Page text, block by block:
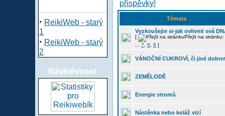
· ReikiWeb - starý
1
· ReikiWeb - starý
2
Návštěvnost
Témata
Vyzkoušejte si-jak ovlivnit svá
[
Přejít na stránku:
7 8 9 ]
VÁNOČNÍ CUKROVÍ, či jiné
ZEMĚLODĚ
Energie stromů
Nástěnka nebo koláž vizí